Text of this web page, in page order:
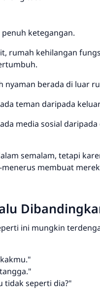
penuh ketegangan.
rumah kehilangan
nyaman berada di luar
teman daripada
media sosial
semalam, tetapi
membuat
ini mungkin
tidak seperti dia?"